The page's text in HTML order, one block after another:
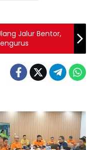
Jalur Bentor,